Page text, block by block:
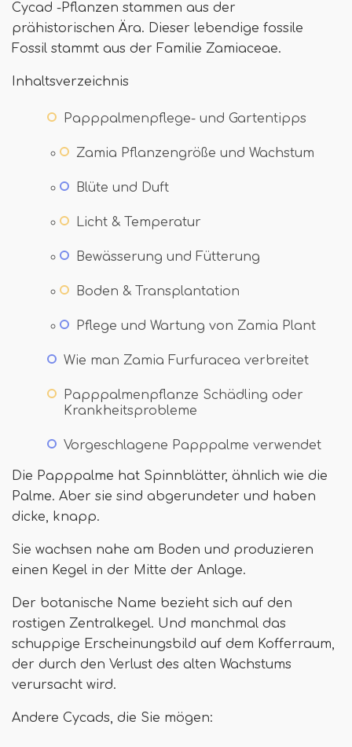
Cycad -Pflanzen stammen aus der
prähistorischen Ära. Dieser lebendige fossile
Fossil stammt aus der Familie Zamiaceae.
Inhaltsverzeichnis
Papppalmenpflege- und Gartentipps
Zamia Pflanzengröße und Wachstum
Blüte und Duft
Licht & Temperatur
Bewässerung und Fütterung
Boden & Transplantation
Pflege und Wartung von Zamia Plant
Wie man Zamia Furfuracea verbreitet
Papppalmenpflanze Schädling oder
Krankheitsprobleme
Vorgeschlagene Papppalme verwendet
Die Papppalme hat Spinnblätter, ähnlich wie die
Palme. Aber sie sind abgerundeter und haben
dicke, knapp.
Sie wachsen nahe am Boden und produzieren
einen Kegel in der Mitte der Anlage.
Der botanische Name bezieht sich auf den
rostigen Zentralkegel. Und manchmal das
schuppige Erscheinungsbild auf dem Kofferraum,
der durch den Verlust des alten Wachstums
verursacht wird.
Andere Cycads, die Sie mögen: